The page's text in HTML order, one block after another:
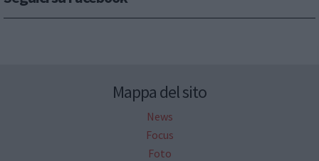
Mappa del sito
News
Focus
Foto